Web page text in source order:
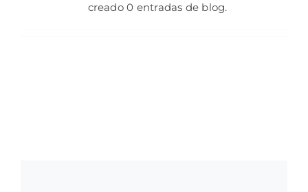
creado 0 entradas de blog.